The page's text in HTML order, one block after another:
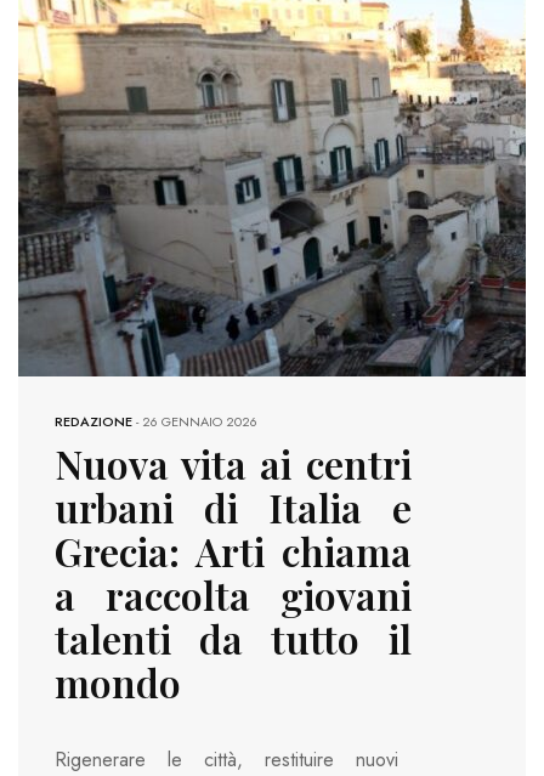
REDAZIONE-26 GENNAIO 2026
Nuova vita ai centri
urbani di Italia e
Grecia: Arti chiama
a raccolta giovani
talenti da tutto il
mondo
Rigenerare le città, restituire nuovi